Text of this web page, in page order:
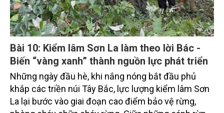
Bài 10: Kiểm lâm Sơn La làm theo lời Bác -
Biến “vàng xanh” thành nguồn lực phát triển
Những ngày đầu hè, khi nắng nóng bắt đầu phủ
khắp các triền núi Tây Bắc, lực lượng kiểm lâm Sơn
La lại bước vào giai đoạn cao điểm bảo vệ rừng,